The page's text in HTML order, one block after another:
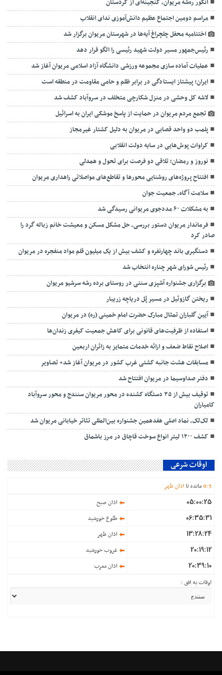
انگور ره‌شه مریوان، گنجینه‌ای از کردستان
مراسم دومین اجتماع عظیم دانش‌آموزی ندای انقلاب
اختتامیه محفل چلچراغ آیه‌ها در شهرستان مریوان برگزار شد
رئیس‌جمهور مسیر دولت شهید رئیسی را الگو قرار دهد
عملیات آماده سازی مجموعه ورزشی دانشگاه آزاد اسلامی مریوان آغاز شد
ایران؛ پیشتاز ایستادگی در برابر ظلم و حامی مقاومت در منطقه است
لاشه کل وحشی در منزل شکارچی متخلف در سروآباد کشف شد
تجمع مردم مریوان در حمایت از پاسخ موشکی ایران به اسرائیل
پلمب دو واحد قصابی در مریوان به دلیل کشتار غیرمجاز
کراوات پوش‌هایی در سایه دولت انقلابی
نوروز و رمضان؛ تلاقی دو فرصت برای تحول و همدلی
افتتاح پروژه‌های روشنایی محورها و تقاطع‌های مواصلاتی راهداری مریوان
سلامت آگاه، جمعیت جوان
به مشکلات ۶۰ مددجوی مریوانی رسیدگی شد
فرماندار مریوان دستور بررسی، حل مشکل مسکن و معیشت خانم زباله گرد را
صادر کرد
دستگیری باند چهارنفره و کشف بیش از یک میلیون قلم مواد منفجره در مریوان
رئیس شورای شهر چناره انتخاب شد
برگزاری جشنواره آشپزی سنتی در روستای برده رشه سرشیو مریوان
ریختن گازوئیل در مسیر پُل دریاچه زریبار
آیین گلباران تمثال مبارک حضرت امام خمینی (ره) در مریوان
استفاده از ظرفیت‌های قانونی برای کاهش جمعیت کیفری زندان‌ها
اصلاح نقاط ضعف و ارائه خدمات متمایز به زائران اربعین
مسابقات هشت جانبه کشتی غرب کشور در مریوان آغاز شد+ تصاویر
دفتر صداوسیما در مریوان افتتاح شد
توقیف بیش از ۳۵ دستگاه کشنده در محور مریوان سنندج و محور سروآباد
کامیاران
لک‌لک‌، نماد اصلی هفدهمین جشنواره بین‌المللی تئاتر خیابانی مریوان شد
کشف ۱۲۰۰ لیتر انواع سوخت قاچاق در مرز باشماق
اوقات شرعی
0:3 مانده تا اذان ظهر
05:00:25 اذان صبح
06:35:31 طلوع خورشید
13:28:24 اذان ظهر
20:19:12 غروب خورشید
20:39:10
اذان مغرب
اوقات به افق :